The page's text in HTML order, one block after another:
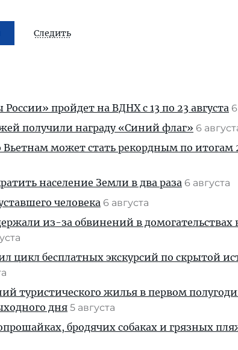
Следить
пройдет на ВДНХ с 13 по 23 августа
получили награду «Синий флаг» 6
Вьетнам может стать рекордным по итогам
население Земли в два раза 6 августа
человека 6 августа
из-за обвинений в домогательствах
цикл бесплатных экскурсий по скрытой
туристического жилья в первом
дня 5 августа
бродячих собаках и грязных